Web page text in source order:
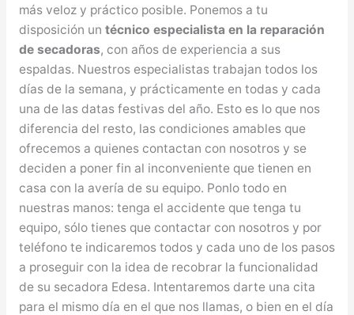
más veloz y práctico posible. Ponemos a tu
disposición un técnico especialista en la reparación
de secadoras, con años de experiencia a sus
espaldas. Nuestros especialistas trabajan todos los
días de la semana, y prácticamente en todas y cada
una de las datas festivas del año. Esto es lo que nos
diferencia del resto, las condiciones amables que
ofrecemos a quienes contactan con nosotros y se
deciden a poner fin al inconveniente que tienen en
casa con la avería de su equipo. Ponlo todo en
nuestras manos: tenga el accidente que tenga tu
equipo, sólo tienes que contactar con nosotros y por
teléfono te indicaremos todos y cada uno de los pasos
a proseguir con la idea de recobrar la funcionalidad
de su secadora Edesa. Intentaremos darte una cita
para el mismo día en el que nos llamas, o bien en el día